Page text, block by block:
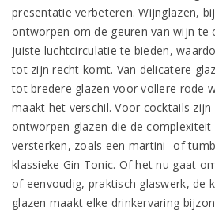
presentatie verbeteren. Wijnglazen,
ontworpen om de geuren van wijn te
juiste luchtcirculatie te bieden,
tot zijn recht komt. Van delicatere
tot bredere glazen voor vollere rode
maakt het verschil. Voor cocktails zijn
ontworpen glazen die de complexiteit
versterken, zoals een martini- of
klassieke Gin Tonic. Of het nu gaat
of eenvoudig, praktisch glaswerk, de
glazen maakt elke drinkervaring